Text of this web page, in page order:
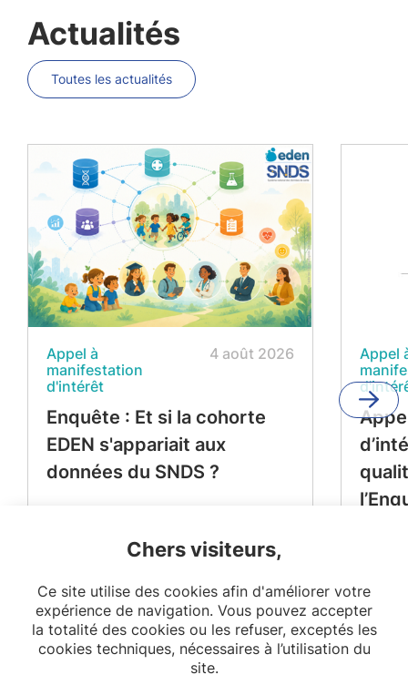
Actualités
Toutes les actualités
Appel à
manifestation
d'intérêt
4 août 2026
Enquête : Et si la cohorte
EDEN s'appariait aux
données du SNDS ?
Appel
Chers visiteurs,
Ce site utilise des cookies afin d'améliorer votre
expérience de navigation. Vous pouvez accepter
la totalité des cookies ou les refuser, exceptés les
cookies techniques, nécessaires à l’utilisation du
site.